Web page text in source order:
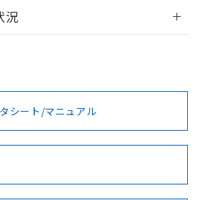
以上
ログイン/会員登録
利用いただく前に、以下を必ずお読
・凡例
・凡例
況
型式承認
ルウェー
BV型式承認
（フランス
KR型式
（韓国
No No
シート/マニュアル